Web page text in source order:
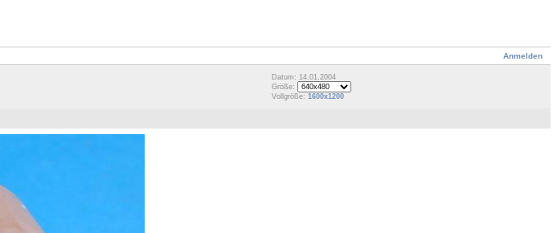
Anmelden
Datum: 14.01.2004
Größe:
Vollgröße: 1600x1200